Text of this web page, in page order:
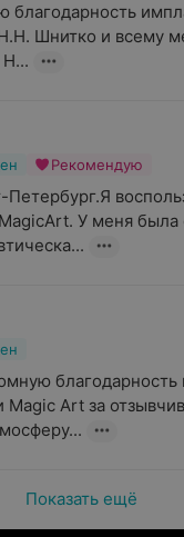
благодарность
Шнитко и всему
Н...
Рекомендую
Петербург.Я
У меня
благодарность
Magic Art за
Показать ещё